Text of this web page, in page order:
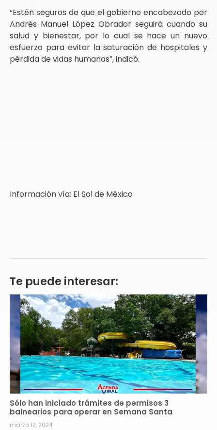
“Estén seguros de que el gobierno encabezado por
Andrés Manuel López Obrador seguirá cuando su
salud y bienestar, por lo cual se hace un nuevo
esfuerzo para evitar la saturación de hospitales y
pérdida de vidas humanas”, indicó.
Información vía: El Sol de México
Te puede interesar:
Sólo han iniciado trámites de permisos 3
balnearios para operar en Semana Santa
marzo 12, 2024